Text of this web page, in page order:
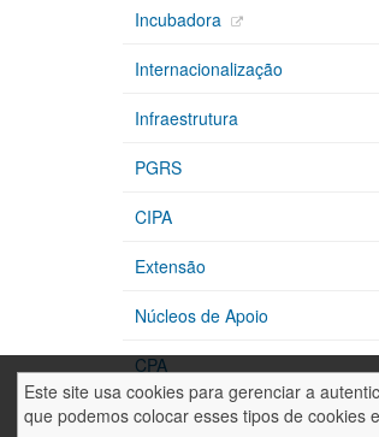
Este site usa cookies para gerenciar a
que podemos colocar esses tipos de cookies
Incubadora
Internacionalização
Infraestrutura
PGRS
CIPA
Extensão
Núcleos de Apoio
CPA
FAHOR & ODS